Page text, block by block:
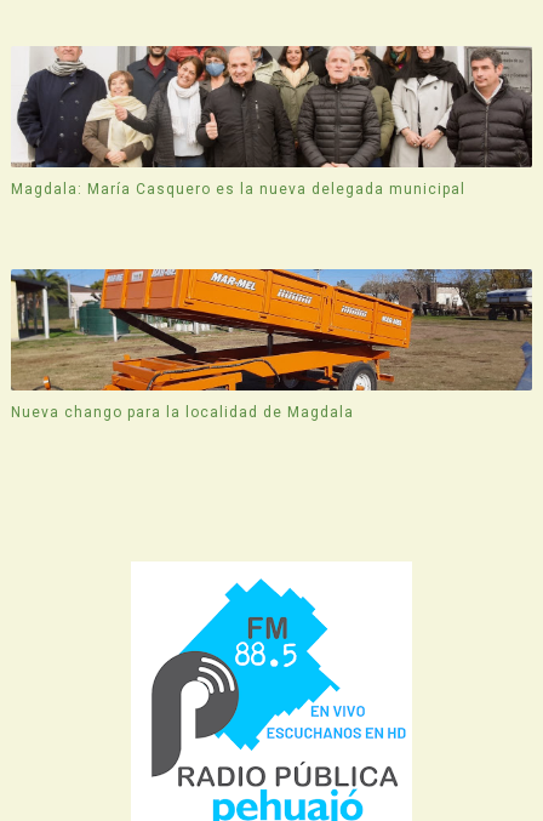
Magdala: María Casquero es la nueva delegada municipal
Nueva chango para la localidad de Magdala